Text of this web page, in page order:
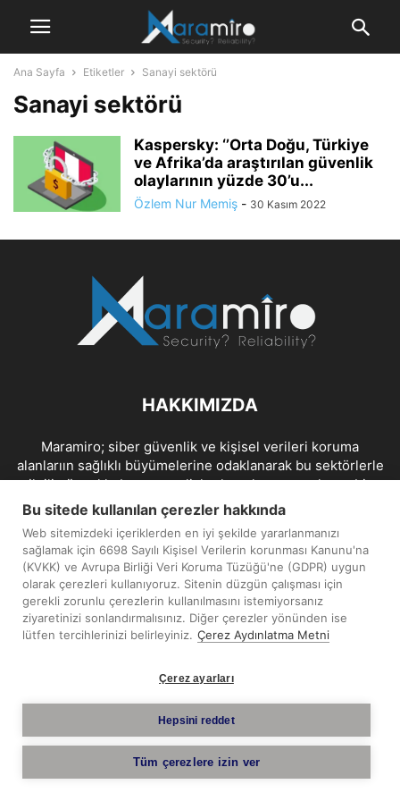
Ana Sayfa Etiketler Sanayi sektörü
Sanayi sektörü
Kaspersky: ‘’Orta Doğu, Türkiye
ve Afrika’da araştırılan güvenlik
olaylarının yüzde 30’u...
Özlem Nur Memiş - 30 Kasım 2022
HAKKIMIZDA
Maramiro; siber güvenlik ve kişisel verileri koruma
alanlarıın sağlıklı büyümelerine odaklanarak bu sektörlerle
ilgili güncel haber ve analizler hazırlayıp yayınlayan bir
haber sitesidir.
İletişim:maramiro@sentezmedya.com.tr
BIZI TAKIP EDIN
Telif Hakkı © 2019 - 2026 Sentez Medya Limited. Tüm hakları
saklıdır.
Bu sitede kullanılan çerezler hakkında
Web sitemizdeki içeriklerden en iyi şekilde yararlanmanızı
sağlamak için 6698 Sayılı Kişisel Verilerin korunması Kanunu'na
(KVKK) ve Avrupa Birliği Veri Koruma Tüzüğü'ne (GDPR) uygun
olarak çerezleri kullanıyoruz. Sitenin düzgün çalışması için
gerekli zorunlu çerezlerin kullanılmasını istemiyorsanız
ziyaretinizi sonlandırmalısınız. Diğer çerezler yönünden ise
lütfen tercihlerinizi belirleyiniz. Çerez Aydınlatma Metni
Çerez ayarları
Hepsini reddet
Tüm çerezlere izin ver